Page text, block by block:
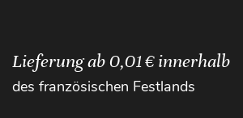
Lieferung ab 0,01 € innerhalb
des französischen Festlands